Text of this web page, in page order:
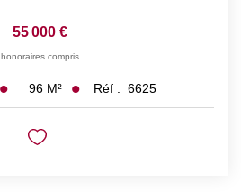
55 000 €
honoraires compris
96 M² Réf : 6625